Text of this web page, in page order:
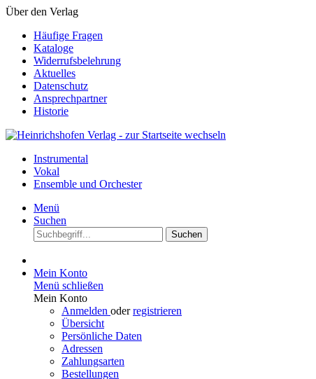
Über den Verlag
Häufige Fragen
Kataloge
Widerrufsbelehrung
Aktuelles
Datenschutz
Ansprechpartner
Historie
Instrumental
Vokal
Ensemble und Orchester
Menü
Suchen
Suchen
Mein Konto
Menü schließen
Mein Konto
Anmelden oderregistrieren
Übersicht
Persönliche Daten
Adressen
Zahlungsarten
Bestellungen